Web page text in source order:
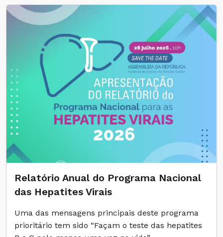
Relatório Anual do Programa Nacional
das Hepatites Virais
Uma das mensagens principais deste programa
prioritário tem sido “Façam o teste das hepatites